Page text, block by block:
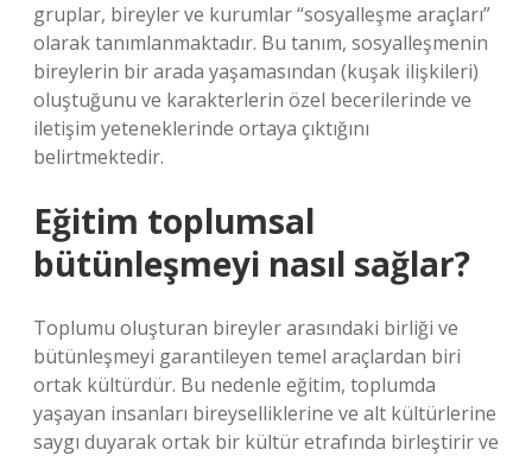
gruplar, bireyler ve kurumlar “sosyalleşme araçları”
olarak tanımlanmaktadır. Bu tanım, sosyalleşmenin
bireylerin bir arada yaşamasından (kuşak ilişkileri)
oluştuğunu ve karakterlerin özel becerilerinde ve
iletişim yeteneklerinde ortaya çıktığını
belirtmektedir.
Eğitim toplumsal
bütünleşmeyi nasıl sağlar?
Toplumu oluşturan bireyler arasındaki birliği ve
bütünleşmeyi garantileyen temel araçlardan biri
ortak kültürdür. Bu nedenle eğitim, toplumda
yaşayan insanları bireyselliklerine ve alt kültürlerine
saygı duyarak ortak bir kültür etrafında birleştirir ve